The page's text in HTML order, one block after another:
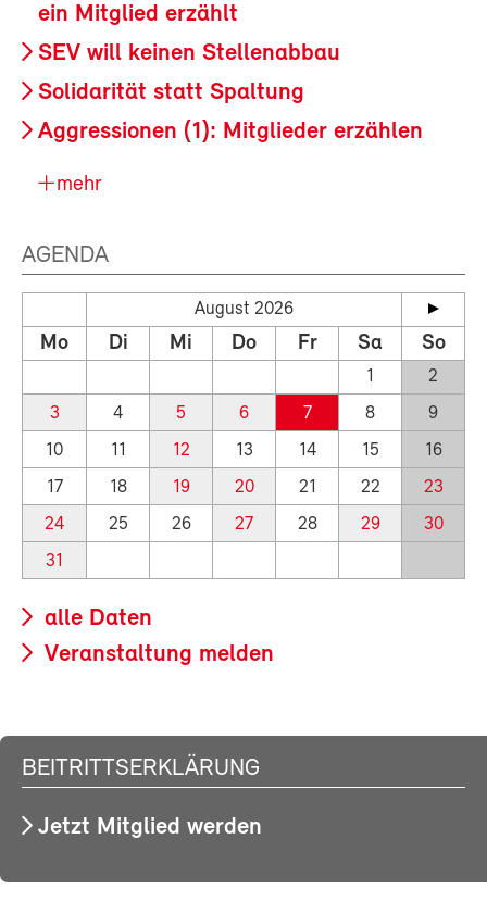
ein Mitglied erzählt
SEV will keinen Stellenabbau
Solidarität statt Spaltung
Aggressionen (1): Mitglieder erzählen
mehr
AGENDA
August 2026
Mo Di Mi Do Fr Sa So
1
2
3
4 5 6 7 8
9
10
11 12 13 14 15
16
17
18 19 20 21 22
23
24
25 26 27 28 29
30
31
alle Daten
Veranstaltung melden
BEITRITTSERKLÄRUNG
Jetzt Mitglied werden